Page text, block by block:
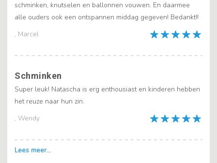
, Marcel
schminken, knutselen en ballonnen vouwen. En daarmee
alle ouders ook een ontspannen middag gegeven! Bedankt!!
, Wendy
Schminken
Super leuk! Natascha is erg enthousiast en kinderen hebben
het reuze naar hun zin.